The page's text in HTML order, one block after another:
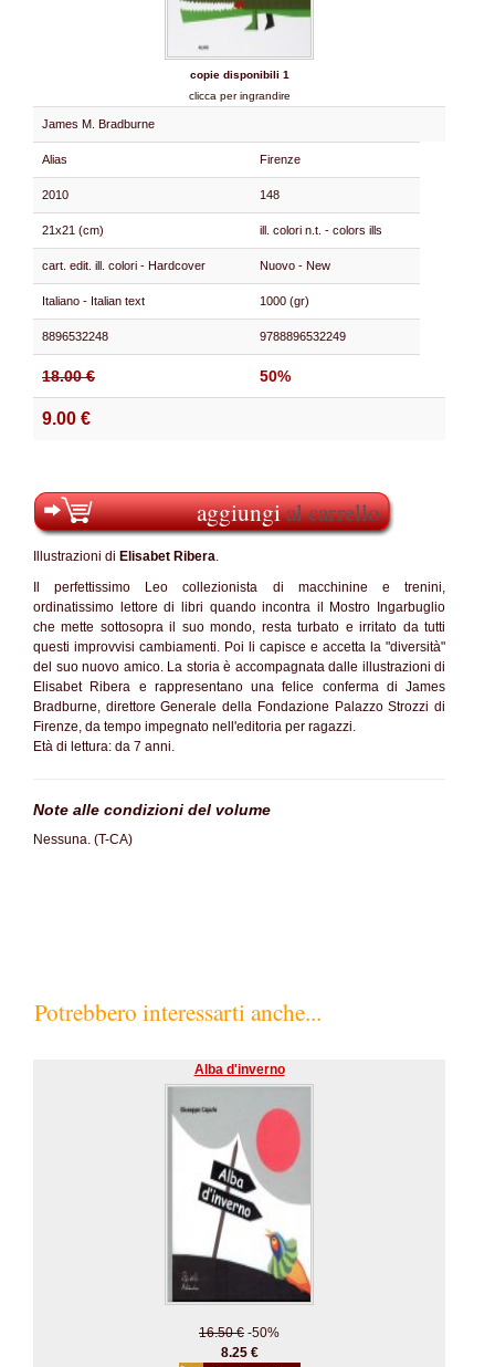
copie disponibili 1
clicca per ingrandire
James M. Bradburne
Alias Firenze
2010 148
21x21 (cm) ill. colori n.t. - colors ills
cart. edit. ill. colori - Hardcover Nuovo - New
Italiano - Italian text 1000 (gr)
8896532248 9788896532249
18.00 € 50%
9.00 €
aggiungial carrello
Illustrazioni di Elisabet Ribera.
Il perfettissimo Leo collezionista di macchinine e trenini,
ordinatissimo lettore di libri quando incontra il Mostro Ingarbuglio
che mette sottosopra il suo mondo, resta turbato e irritato da tutti
questi improvvisi cambiamenti. Poi li capisce e accetta la "diversità"
del suo nuovo amico. La storia è accompagnata dalle illustrazioni di
Elisabet Ribera e rappresentano una felice conferma di James
Bradburne, direttore Generale della Fondazione Palazzo Strozzi di
Firenze, da tempo impegnato nell'editoria per ragazzi.
Età di lettura: da 7 anni.
Note alle condizioni del volume
Nessuna. (T-CA)
Potrebbero interessarti anche...
Alba d'inverno
16.50 € -50%
8.25 €